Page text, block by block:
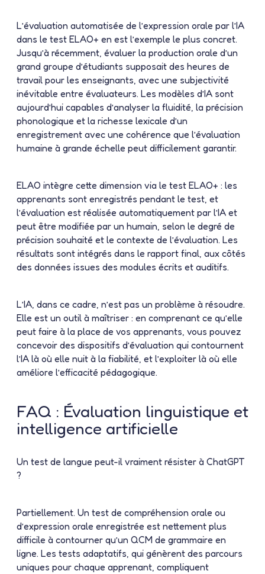
L’évaluation automatisée de l’expression orale par l’IA
dans le test ELAO+ en est l’exemple le plus concret.
Jusqu’à récemment, évaluer la production orale d’un
grand groupe d’étudiants supposait des heures de
travail pour les enseignants, avec une subjectivité
inévitable entre évaluateurs. Les modèles d’IA sont
aujourd’hui capables d’analyser la fluidité, la précision
phonologique et la richesse lexicale d’un
enregistrement avec une cohérence que l’évaluation
humaine à grande échelle peut difficilement garantir.
ELAO intègre cette dimension via le test ELAO+ : les
apprenants sont enregistrés pendant le test, et
l’évaluation est réalisée automatiquement par l’IA et
peut être modifiée par un humain, selon le degré de
précision souhaité et le contexte de l’évaluation. Les
résultats sont intégrés dans le rapport final, aux côtés
des données issues des modules écrits et auditifs.
L’IA, dans ce cadre, n’est pas un problème à résoudre.
Elle est un outil à maîtriser : en comprenant ce qu’elle
peut faire à la place de vos apprenants, vous pouvez
concevoir des dispositifs d’évaluation qui contournent
l’IA là où elle nuit à la fiabilité, et l’exploiter là où elle
améliore l’efficacité pédagogique.
FAQ : Évaluation linguistique et
intelligence artificielle
Un test de langue peut-il vraiment résister à ChatGPT
?
Partiellement. Un test de compréhension orale ou
d’expression orale enregistrée est nettement plus
difficile à contourner qu’un QCM de grammaire en
ligne. Les tests adaptatifs, qui génèrent des parcours
uniques pour chaque apprenant, compliquent